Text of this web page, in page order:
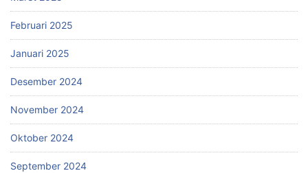
Februari 2025
Januari 2025
Desember 2024
November 2024
Oktober 2024
September 2024